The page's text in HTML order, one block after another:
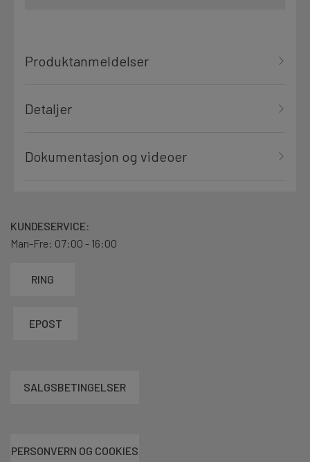
Produktanmeldelser
Detaljer
Dokumentasjon og videoer
KUNDESERVICE:
Man-Fre: 07:00 - 16:00
RING
EPOST
SALGSBETINGELSER
PERSONVERN OG COOKIES